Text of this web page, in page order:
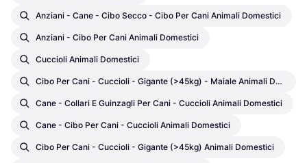
Anziani - Cane - Cibo Secco - Cibo Per Cani Animali Domestici
Anziani - Cibo Per Cani Animali Domestici
Cuccioli Animali Domestici
Cibo Per Cani - Cuccioli - Gigante (>45kg) - Maiale Animali Domestici
Cane - Collari E Guinzagli Per Cani - Cuccioli Animali Domestici
Cane - Cibo Per Cani - Cuccioli Animali Domestici
Cibo Per Cani - Cuccioli - Gigante (>45kg) Animali Domestici